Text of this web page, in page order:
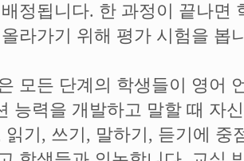
정됩니다. 한 과정이 끝나면
라가기 위해 평가 시험을 봅
모든 단계의 학생들이 영어
능력을 개발하고 말할 때 자
읽기, 쓰기, 말하기, 듣기에 중